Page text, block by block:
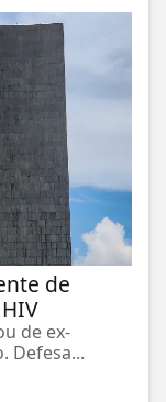
de
de ex-
Defesa...